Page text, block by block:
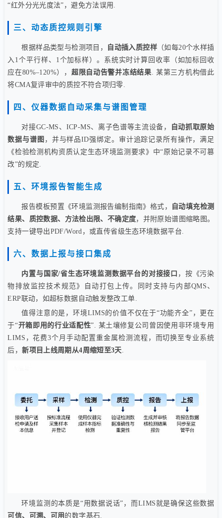
“红外分光光度法”，避免方法误用.
三、动态质控规则引擎
根据样品类型与检测项目， 自动插入质控样（如每20个水样插
入1个平行样、1个加标样）。系统实时计算回收率（如加标回收
应在80%–120%）， 超限自动告警并冻结结果. 某第三方机构借此
将CMA复评审中的质控不符合项归零.
四、仪器数据自动采集与谱图管理
对接GC-MS、ICP-MS、离子色谱等主流设备，
自动抓取原始
数据与谱图 ，并与样品ID强绑定。审计追踪记录所有操作，满足
《检验检测机构资质认定生态环境监测要求》中“原始记录不可篡
改”的规定.
五、环境报告智能生成
报告模板预置《环境监测报告编制指南》格式，
自动填充检测
结果、质控数据、方法检出限、不确定度，并附原始谱图缩略图。
支持一键导出PDF/Word，或直传省级生态环境数据平台.
六、数据上报与接口集成
内置与国家/省生态环境监测数据平台的对接接口 ，按《污染
物排放监控技术规范》自动打包上传。同时支持与内部QMS、
ERP联动，如超标数据自动触发整改工单.
值得注意的是，环境LIMS的价值不仅在于“功能齐全”，更在
于“开箱即用的行业适配性”. 某土壤修复公司曾因使用非环境专用
LIMS，花费3个月手动配置重金属检测流程，而切换至专业系统
后，新项目上线周期从4周缩短至3天
环境监测的本质是“用数据说话”，而LIMS就是确保这些数据
可信、可溯、可用 的数字基石.